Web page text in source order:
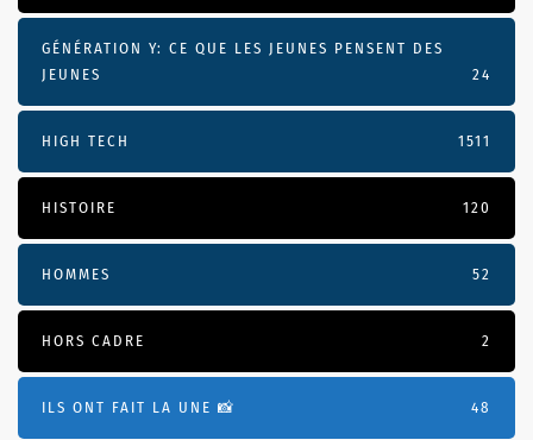
GÉNÉRATION Y: CE QUE LES JEUNES PENSENT DES
JEUNES
24
HIGH TECH 1511
HISTOIRE 120
HOMMES 52
HORS CADRE 2
ILS ONT FAIT LA UNE 📸 48